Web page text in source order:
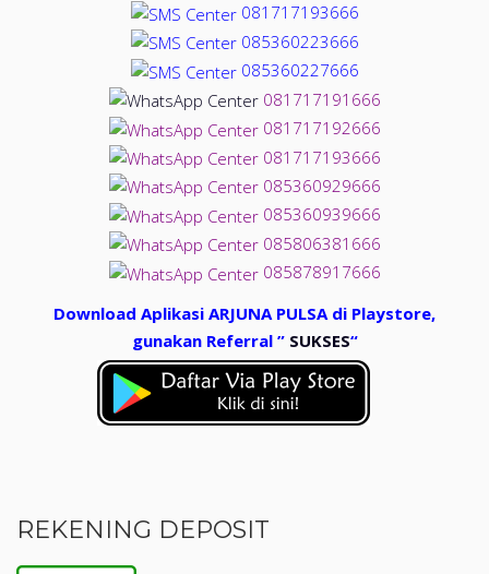
081717193666
085360223666
085360227666
081717191666
081717192666
081717193666
085360929666
085360939666
085806381666
085878917666
Download Aplikasi ARJUNA PULSA di Playstore,
gunakan Referral ” SUKSES“
REKENING DEPOSIT